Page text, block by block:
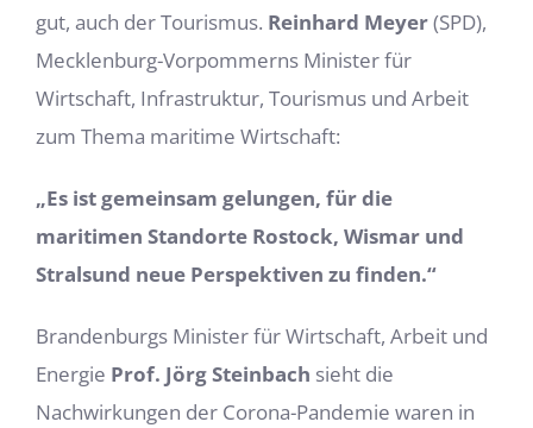
gut, auch der Tourismus. Reinhard Meyer(SPD),
Mecklenburg-Vorpommerns Minister für
Wirtschaft, Infrastruktur, Tourismus und Arbeit
zum Thema maritime Wirtschaft:
„Es ist gemeinsam gelungen, für die
maritimen Standorte Rostock, Wismar und
Stralsund neue Perspektiven zu finden.“
Brandenburgs Minister für Wirtschaft, Arbeit und
Energie Prof. Jörg Steinbach sieht die
Nachwirkungen der Corona-Pandemie waren in